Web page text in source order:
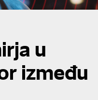
u
između